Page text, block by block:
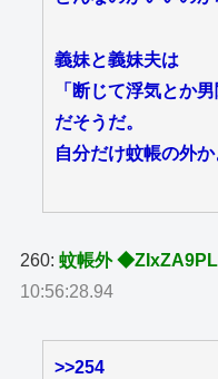
義妹と義妹夫は
「断じて浮気とか
だそうだ。
自分だけ蚊帳の外か
260:蚊帳外
10:56:28.94
>>254